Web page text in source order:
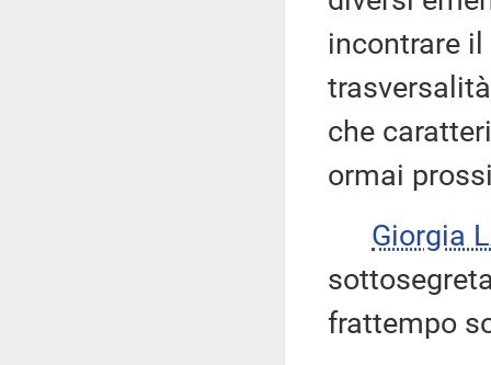
incontrare
che
ormai
Giorgia
frattempo